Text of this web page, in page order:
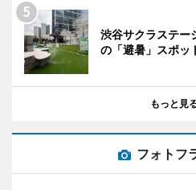
渋谷サクラステー
の「避暑」スポッ
もっと見
フォトフ